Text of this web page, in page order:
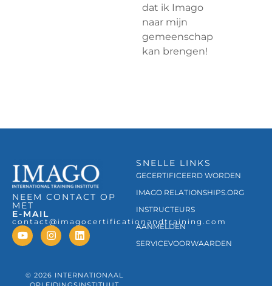
dat ik Imago
naar mijn
gemeenschap
kan brengen!
NEEM CONTACT OP
MET
E-MAIL
contact@imagocertificationandtraining.com
SNELLE LINKS
GECERTIFICEERD WORDEN
IMAGO RELATIONSHIPS.ORG
INSTRUCTEURS
AANMELDEN
SERVICEVOORWAARDEN
© 2026 INTERNATIONAAL